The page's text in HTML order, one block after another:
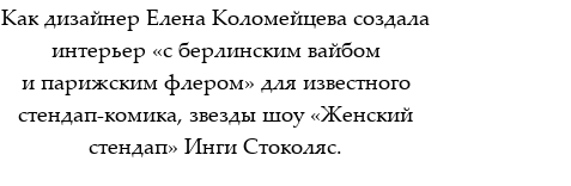
Как дизайнер Елена Коломейцева создала
интерьер «с берлинским вайбом
и парижским флером» для известного
стендап-комика, звезды шоу «Женский
стендап» Инги Стоколяс.